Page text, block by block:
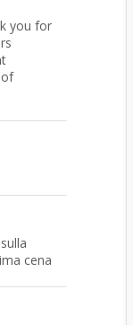
you for
cena